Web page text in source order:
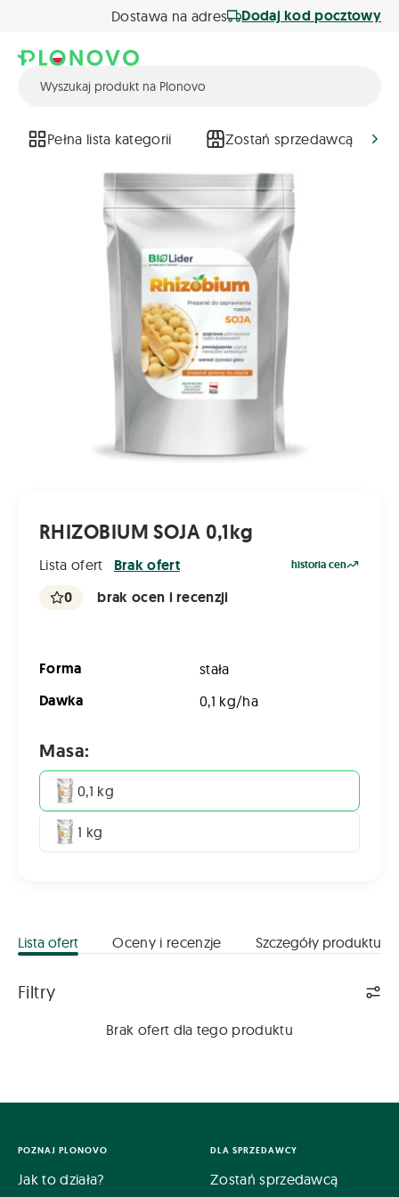
Dostawa na adres Dodaj kod pocztowy
Pełna lista kategorii Zostań sprzedawcą
RHIZOBIUM SOJA 0,1kg
Lista ofert Brak ofert historia cen
0 brak ocen i recenzji
Forma stała
Dawka 0,1 kg/ha
Masa:
0,1 kg
1 kg
Lista ofert Oceny i recenzje Szczegóły produktu
Filtry
Brak ofert dla tego produktu
POZNAJ PLONOVO
Jak to działa?
DLA SPRZEDAWCY
Zostań sprzedawcą